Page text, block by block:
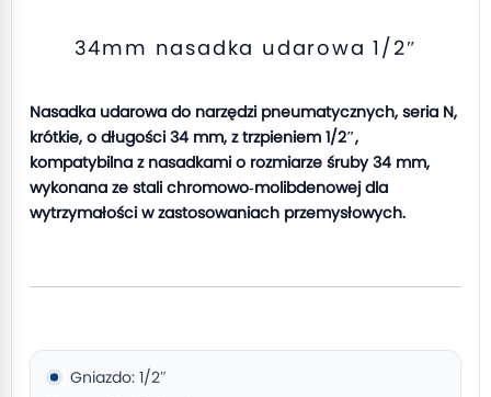
34mm nasadka udarowa 1/2″
Nasadka udarowa do narzędzi pneumatycznych, seria N,
krótkie, o długości 34 mm, z trzpieniem 1/2″,
kompatybilna z nasadkami o rozmiarze śruby 34 mm,
wykonana ze stali chromowo‑molibdenowej dla
wytrzymałości w zastosowaniach przemysłowych.
Gniazdo: 1/2″